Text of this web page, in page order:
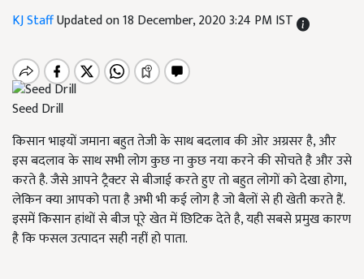
KJ StaffUpdated on 18 December, 2020 3:24 PM IST
Seed Drill
किसान भाइयों जमाना बहुत तेजी के साथ बदलाव की ओर अग्रसर है, और
इस बदलाव के साथ सभी लोग कुछ ना कुछ नया करने की सोचते है और उसे
करते है. जैसे आपने ट्रैक्टर से बीजाई करते हुए तो बहुत लोगों को देखा होगा,
लेकिन क्या आपको पता है अभी भी कई लोग है जो बैलों से ही खेती करते हैं.
इसमें किसान हांथों से बीज पूरे खेत में छिटिक देते है, यही सबसे प्रमुख कारण
है कि फसल उत्पादन सही नहीं हो पाता.